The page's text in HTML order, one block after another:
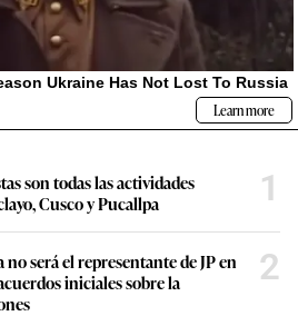
son todas las actividades
Cusco y Pucallpa
1
será el representante de JP en
iniciales sobre la
2